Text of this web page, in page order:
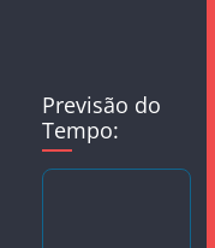
Previsão do
Tempo: